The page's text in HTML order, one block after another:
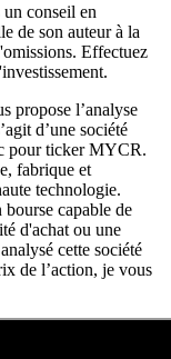
un conseil en
de son auteur à la
Effectuez
propose l’analyse
d’une société
pour ticker MYCR.
fabrique et
technologie.
capable de
d'achat ou une
cette société
de l’action, je vous